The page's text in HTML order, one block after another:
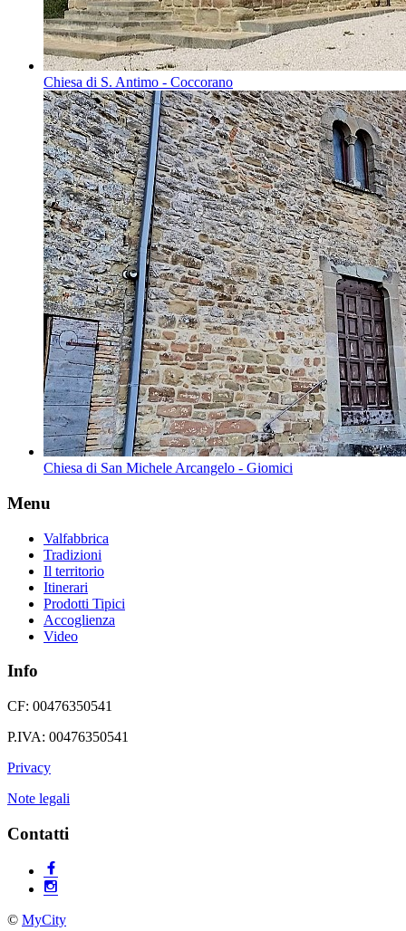
Chiesa di S. Antimo - Coccorano
Chiesa di San Michele Arcangelo - Giomici
Menu
Valfabbrica
Tradizioni
Il territorio
Itinerari
Prodotti Tipici
Accoglienza
Video
Info
CF: 00476350541
P.IVA: 00476350541
Privacy
Note legali
Contatti
© MyCity